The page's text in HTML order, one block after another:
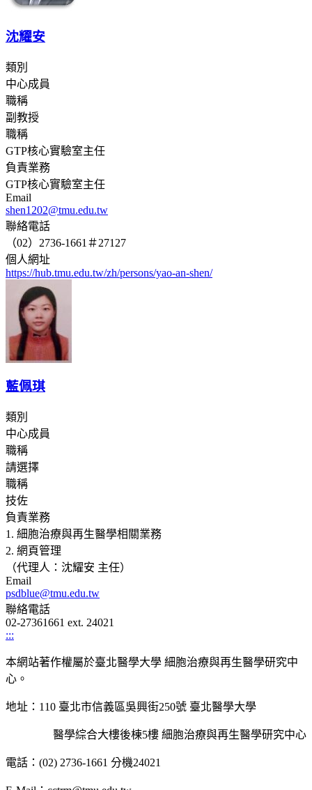
沈耀安
類別
中心成員
職稱
副教授
職稱
GTP核心實驗室主任
負責業務
GTP核心實驗室主任
Email
shen1202@tmu.edu.tw
聯絡電話
（02）2736-1661＃27127
個人網址
https://hub.tmu.edu.tw/zh/persons/yao-an-shen/
藍佩琪
類別
中心成員
職稱
請選擇
職稱
技佐
負責業務
1. 細胞治療與再生醫學相關業務
2. 網頁管理
（代理人：沈耀安 主任）
Email
psdblue@tmu.edu.tw
聯絡電話
02-27361661 ext. 24021
:::
本網站著作權屬於臺北醫學大學 細胞治療與再生醫學研究中
心。
地址：110 臺北市信義區吳興街250號 臺北醫學大學
醫學綜合大樓後棟5樓 細胞治療與再生醫學研究中心
電話：(02) 2736-1661 分機24021